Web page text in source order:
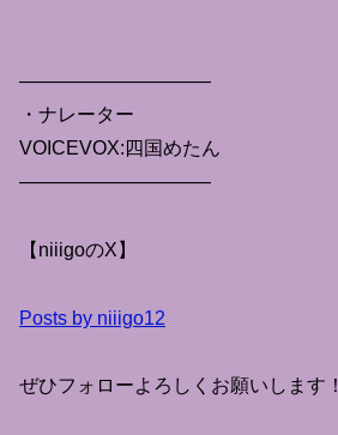
——————————
・ナレーター
VOICEVOX:四国めたん
——————————
【niiigoのX】
Posts by niiigo12
ぜひフォローよろしくお願いします！